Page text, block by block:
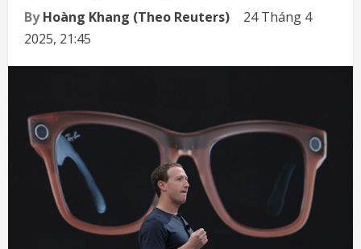
ByHoàng Khang (Theo Reuters)
24 Tháng 4
2025, 21:45